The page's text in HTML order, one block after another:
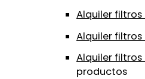
Alquiler filtros
Alquiler filtros
Alquiler filtros
productos